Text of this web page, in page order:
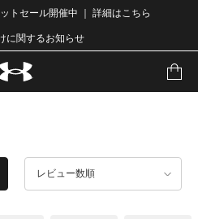
トセール開催中 ｜ 詳細はこちら
に関するお知らせ
レビュー数順